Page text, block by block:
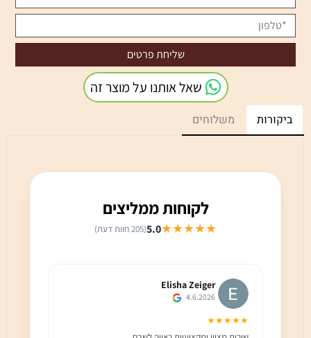
שאל אותנו על מוצר זה
ביקורות משלוחים
לקוחות ממליצים
★★★★★
5.0(205 חוות דעת)
Elisha Zeiger
4.6.2026
★★★★★